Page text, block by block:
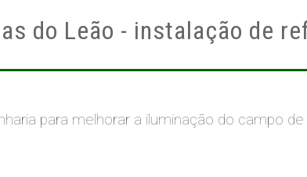
do Leão - instalação de
para melhorar a iluminação do campo